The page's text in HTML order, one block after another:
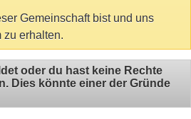
Gemeinschaft bist und uns
zu erhalten.
oder du hast keine Rechte
Dies könnte einer der Gründe